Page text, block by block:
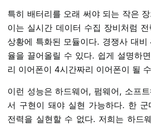
특히 배터리를 오래 써야 되는 작은
이는 실시간 데이터 수집 장비처럼
상황에 특화된 모듈이다. 경쟁사 대
율을 끌어올릴 수 있다. 쉽게 설명하
리 이어폰이 4시간짜리 이어폰이 될
이런 성능은 하드웨어, 펌웨어, 소프
서 구현이 돼야 실현 가능하다. 한 군
전력을 실현할 수 없다. 저희는 하드